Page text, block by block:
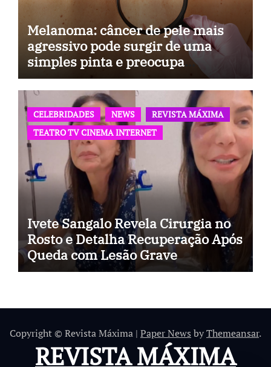
Melanoma: câncer de pele mais
agressivo pode surgir de uma
simples pinta e preocupa
especialistas
CELEBRIDADES NEWS
REVISTA MÁXIMA
TEATRO TV CINEMA INTERNET
Ivete Sangalo Revela Cirurgia no
Rosto e Detalha Recuperação Após
Queda com Lesão Grave
Copyright © Revista Máxima | Paper News byThemeansar.
REVISTA MÁXIMA